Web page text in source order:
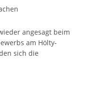
angesagt beim
am Hölty-
sich die